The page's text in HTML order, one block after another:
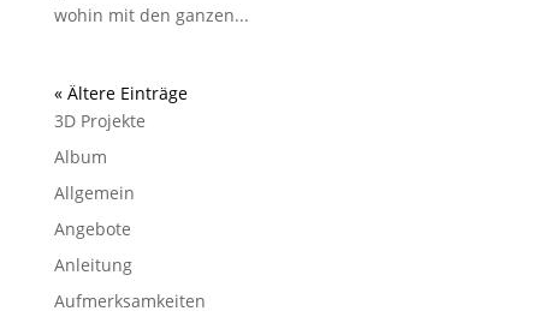
wohin mit den ganzen...
« Ältere Einträge
3D Projekte
Album
Allgemein
Angebote
Anleitung
Aufmerksamkeiten